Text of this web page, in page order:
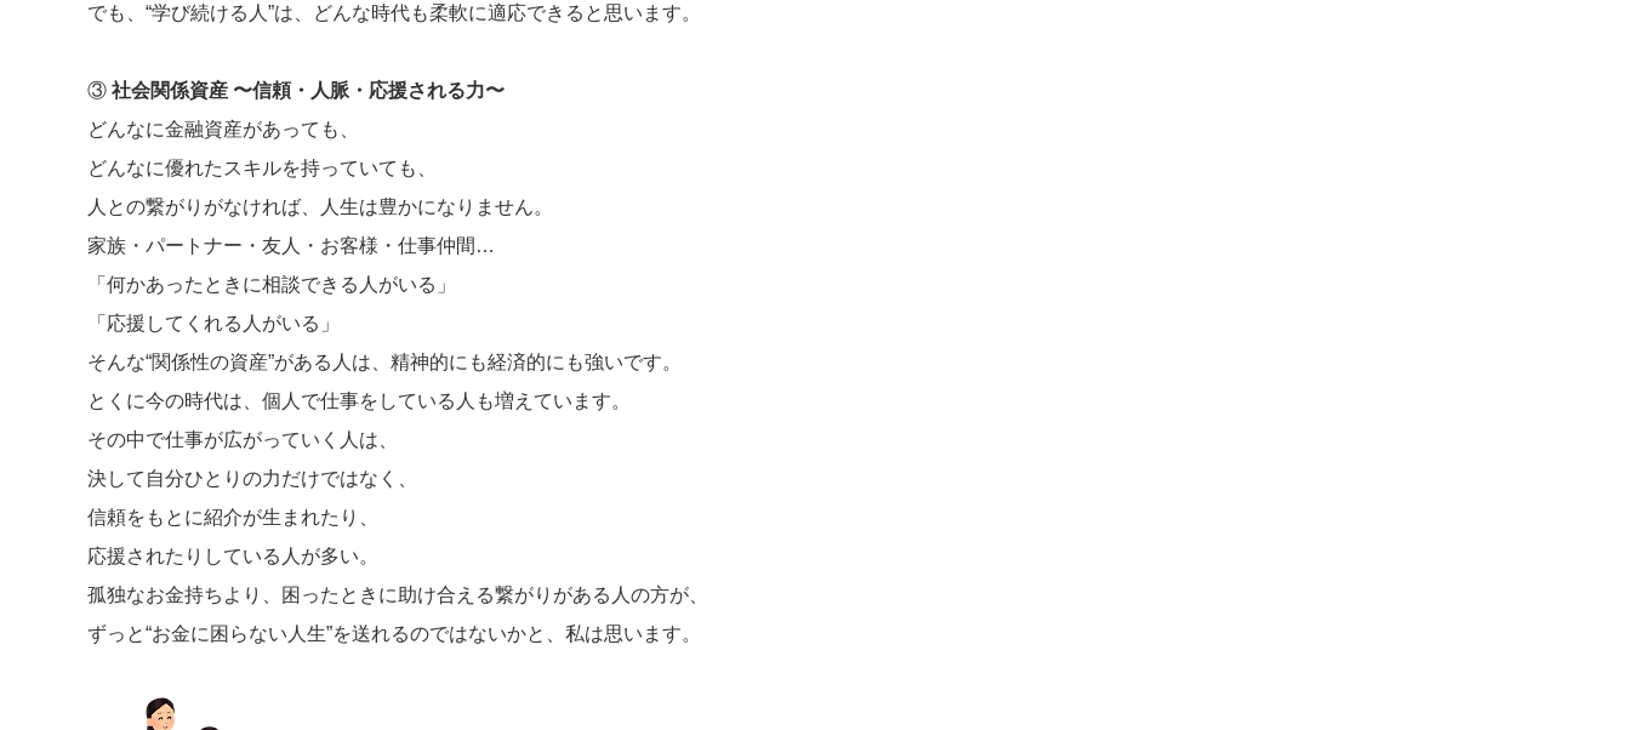
でも、“学び続ける人”は、どんな時代も柔軟に適応できると思います。
③ 社会関係資産 〜信頼・人脈・応援される力〜
どんなに金融資産があっても、
どんなに優れたスキルを持っていても、
人との繋がりがなければ、人生は豊かになりません。
家族・パートナー・友人・お客様・仕事仲間…
「何かあったときに相談できる人がいる」
「応援してくれる人がいる」
そんな“関係性の資産”がある人は、精神的にも経済的にも強いです。
とくに今の時代は、個人で仕事をしている人も増えています。
その中で仕事が広がっていく人は、
決して自分ひとりの力だけではなく、
信頼をもとに紹介が生まれたり、
応援されたりしている人が多い。
孤独なお金持ちより、困ったときに助け合える繋がりがある人の方が、
ずっと“お金に困らない人生”を送れるのではないかと、私は思います。